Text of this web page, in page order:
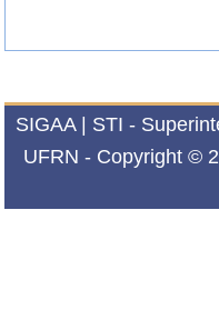
SIGAA | STI -
UFRN - Copyright ©